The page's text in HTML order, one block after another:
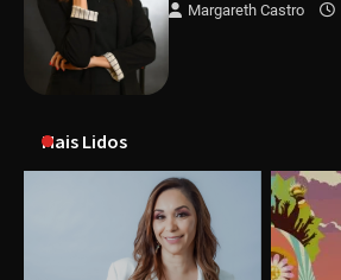
Margareth Castro
Mais Lidos